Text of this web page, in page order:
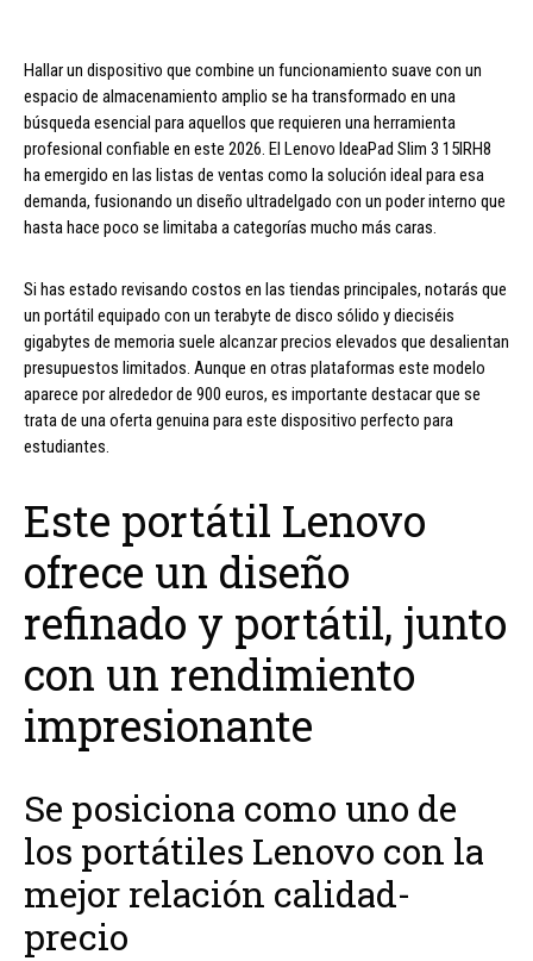
Hallar un dispositivo que combine un funcionamiento suave con un
espacio de almacenamiento amplio se ha transformado en una
búsqueda esencial para aquellos que requieren una herramienta
profesional confiable en este 2026. El Lenovo IdeaPad Slim 3 15IRH8
ha emergido en las listas de ventas como la solución ideal para esa
demanda, fusionando un diseño ultradelgado con un poder interno que
hasta hace poco se limitaba a categorías mucho más caras.
Si has estado revisando costos en las tiendas principales, notarás que
un portátil equipado con un terabyte de disco sólido y dieciséis
gigabytes de memoria suele alcanzar precios elevados que desalientan
presupuestos limitados. Aunque en otras plataformas este modelo
aparece por alrededor de 900 euros, es importante destacar que se
trata de una oferta genuina para este dispositivo perfecto para
estudiantes.
Este portátil Lenovo
ofrece un diseño
refinado y portátil, junto
con un rendimiento
impresionante
Se posiciona como uno de
los portátiles Lenovo con la
mejor relación calidad-
precio